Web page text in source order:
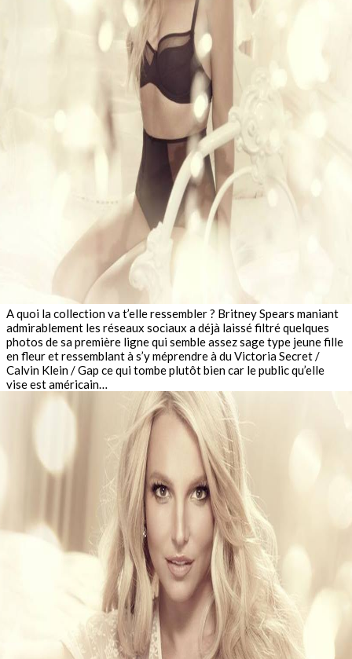
A quoi la collection va t’elle ressembler ? Britney Spears maniant
admirablement les réseaux sociaux a déjà laissé filtré quelques
photos de sa première ligne qui semble assez sage type jeune fille
en fleur et ressemblant à s’y méprendre à du Victoria Secret /
Calvin Klein / Gap ce qui tombe plutôt bien car le public qu’elle
vise est américain…